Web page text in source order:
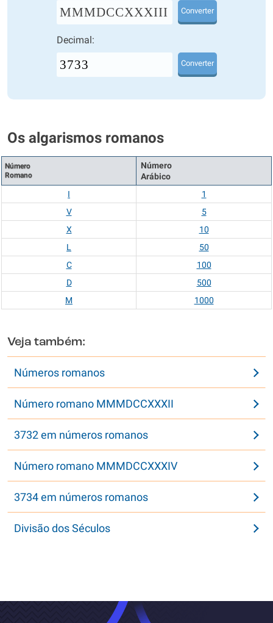
MMMDCCXXXIII Converter
Decimal:
Converter
Os algarismos romanos
Número
Romano
Número
Arábico
I
1
V
5
X
10
L
50
C
100
D
500
M
1000
Veja também:
Números romanos
Número romano MMMDCCXXXII
3732 em números romanos
Número romano MMMDCCXXXIV
3734 em números romanos
Divisão dos Séculos